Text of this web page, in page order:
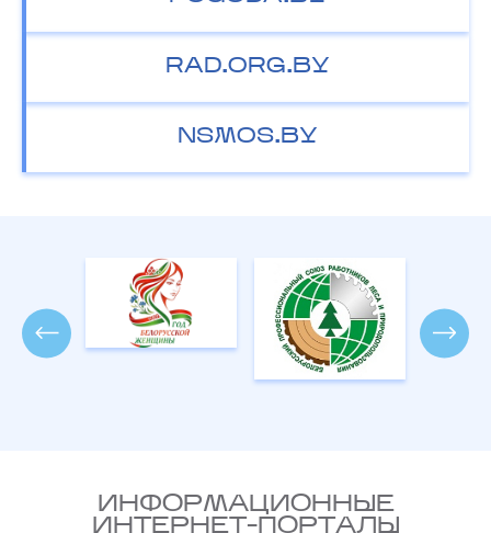
RAD.ORG.BY
NSMOS.BY
ИНФОРМАЦИОННЫЕ
ИНТЕРНЕТ-ПОРТАЛЫ